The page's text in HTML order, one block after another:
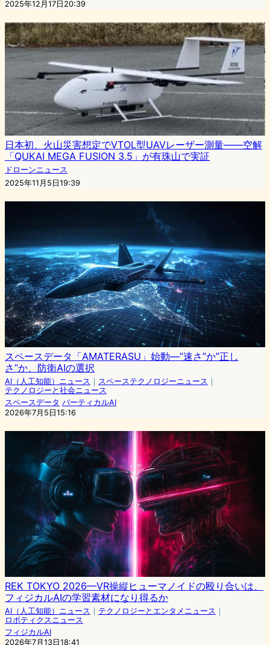
2025年12月17日20:39
日本初、火山災害想定でVTOL型UAVレーザー測量――空解
「QUKAI MEGA FUSION 3.5」が有珠山で実証
ドローンニュース
2025年11月5日19:39
スペースデータ「AMATERASU」始動―”速さ”か”正し
さ”か、防衛AIの選択
AI（人工知能）ニュース ｜ スペーステクノロジーニュース ｜
テクノロジーと社会ニュース
スペースデータ バーティカルAI
2026年7月5日15:16
REK TOKYO 2026—VR操縦ヒューマノイドの殴り合いは、
フィジカルAIの学習素材になり得るか
AI（人工知能）ニュース ｜ テクノロジーとエンタメニュース ｜
ロボティクスニュース
フィジカルAI
2026年7月13日18:41